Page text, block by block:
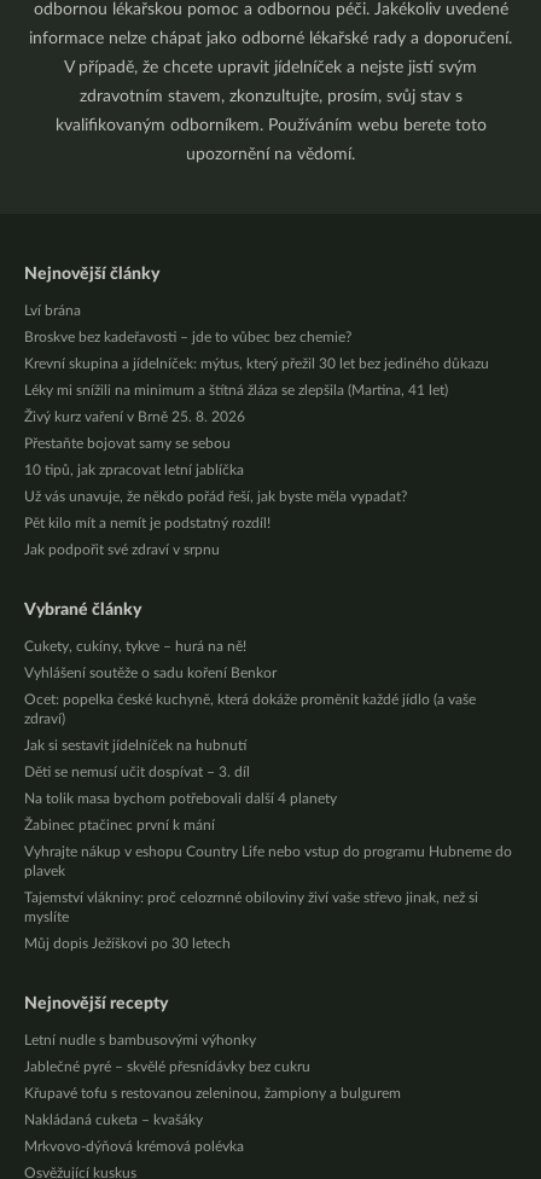
odbornou lékařskou pomoc a odbornou péči. Jakékoliv uvedené
informace nelze chápat jako odborné lékařské rady a doporučení.
V případě, že chcete upravit jídelníček a nejste jistí svým
zdravotním stavem, zkonzultujte, prosím, svůj stav s
kvalifikovaným odborníkem. Používáním webu berete toto
upozornění na vědomí.
Nejnovější články
Lví brána
Broskve bez kadeřavosti – jde to vůbec bez chemie?
Krevní skupina a jídelníček: mýtus, který přežil 30 let bez jediného důkazu
Léky mi snížili na minimum a štítná žláza se zlepšila (Martina, 41 let)
Živý kurz vaření v Brně 25. 8. 2026
Přestaňte bojovat samy se sebou
10 tipů, jak zpracovat letní jablíčka
Už vás unavuje, že někdo pořád řeší, jak byste měla vypadat?
Pět kilo mít a nemít je podstatný rozdíl!
Jak podpořit své zdraví v srpnu
Vybrané články
Cukety, cukíny, tykve – hurá na ně!
Vyhlášení soutěže o sadu koření Benkor
Ocet: popelka české kuchyně, která dokáže proměnit každé jídlo (a vaše
zdraví)
Jak si sestavit jídelníček na hubnutí
Děti se nemusí učit dospívat – 3. díl
Na tolik masa bychom potřebovali další 4 planety
Žabinec ptačinec první k mání
Vyhrajte nákup v eshopu Country Life nebo vstup do programu Hubneme do
plavek
Tajemství vlákniny: proč celozrnné obiloviny živí vaše střevo jinak, než si
myslíte
Můj dopis Ježíškovi po 30 letech
Nejnovější recepty
Letní nudle s bambusovými výhonky
Jablečné pyré – skvělé přesnídávky bez cukru
Křupavé tofu s restovanou zeleninou, žampiony a bulgurem
Nakládaná cuketa – kvašáky
Mrkvovo-dýňová krémová polévka
Osvěžující kuskus